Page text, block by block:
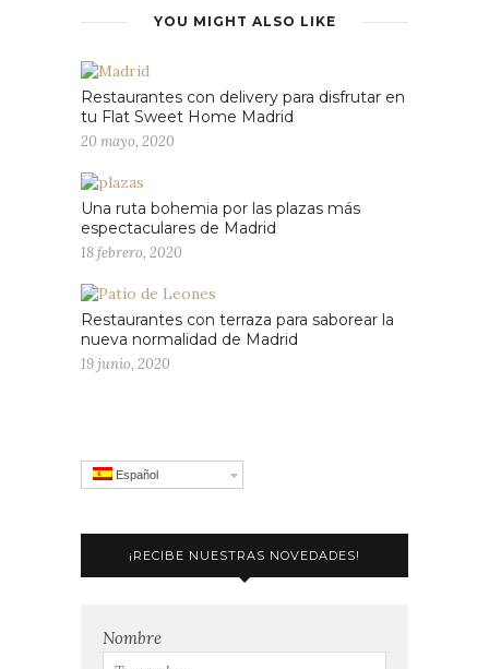
YOU MIGHT ALSO LIKE
Restaurantes con delivery para disfrutar en
tu Flat Sweet Home Madrid
20 mayo, 2020
Una ruta bohemia por las plazas más
espectaculares de Madrid
18 febrero, 2020
Restaurantes con terraza para saborear la
nueva normalidad de Madrid
19 junio, 2020
Español
¡RECIBE NUESTRAS NOVEDADES!
Nombre